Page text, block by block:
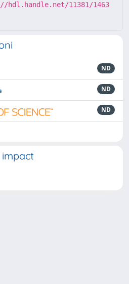
hdl.handle.net/11381/1463
ND
ND
ND
impact